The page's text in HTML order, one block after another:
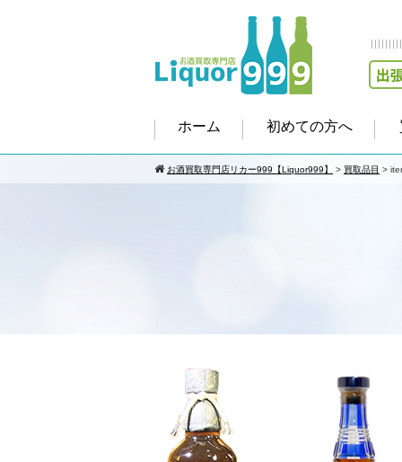
ホーム 初めての方へ
お酒買取専門店リカー999【Liquor999】 > 買取品目 >